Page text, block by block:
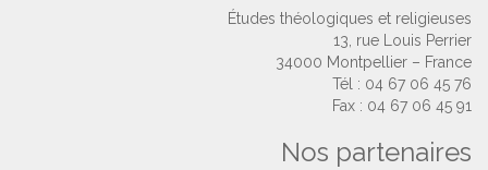
Études théologiques et religieuses
13, rue Louis Perrier
34000 Montpellier – France
Tél : 04 67 06 45 76
Fax : 04 67 06 45 91
Nos partenaires